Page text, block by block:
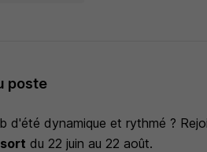
poste
d'été dynamique et rythmé ?
du 22 juin au 22 août.